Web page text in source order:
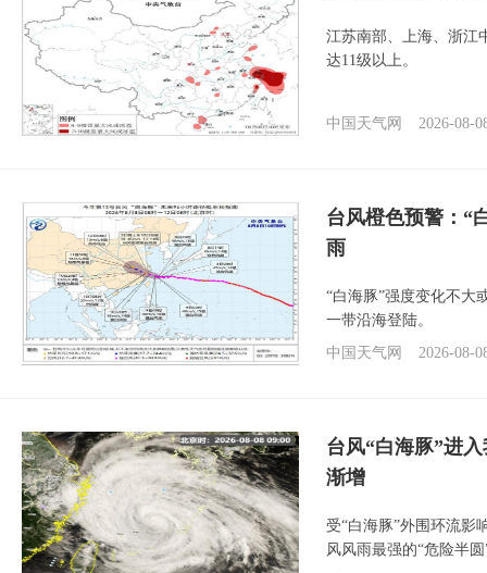
江苏南部、上海、浙江
达11级以上。
中国天气网 2026-08-
台风橙色预警：“
雨
“白海豚”强度变化不大
一带沿海登陆。
中国天气网
2026-08-
台风“白海豚”进
渐增
受“白海豚”外围环流影
风风雨最强的“危险半